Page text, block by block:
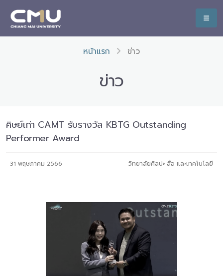
หน้าแรก ข่าว
ข่าว
ศิษย์เก่า CAMT รับรางวัล KBTG Outstanding
Performer Award
31 พฤษภาคม 2566 วิทยาลัยศิลปะ สื่อ และเทคโนโลยี